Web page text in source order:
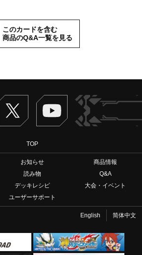
このカードを含む
商品のQ&A一覧を見る
Twitter ヴァンガードch
TOP
お知らせ
商品情報
読み物
Q&A
デッキレシピ
大会・イベント
ユーザーサポート
English 简体中文